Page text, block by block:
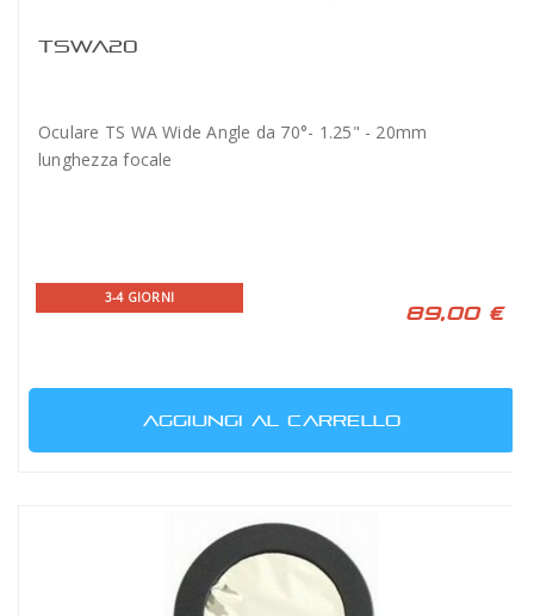
TSWA20
Oculare TS WA Wide Angle da 70°- 1.25" - 20mm
lunghezza focale
3-4 GIORNI
89,00 €
AGGIUNGI AL CARRELLO